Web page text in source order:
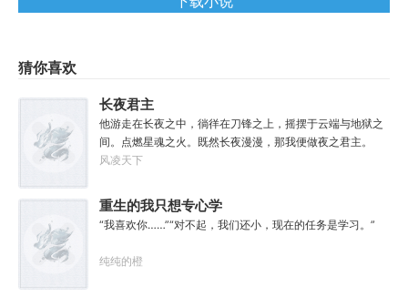
猜你喜欢
长夜君主
他游走在长夜之中，徜徉在刀锋之上，摇摆于云端与地狱之
间。点燃星魂之火。既然长夜漫漫，那我便做夜之君主。
风凌天下
重生的我只想专心学
习
“我喜欢你……”“对不起，我们还小，现在的任务是学习。”
纯纯的橙